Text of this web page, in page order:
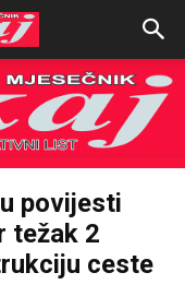
povijesti
težak 2
ceste